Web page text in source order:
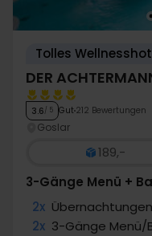
Tolles
DER
3.6/ 5 Gut 212 Bewertungen
Goslar
189,-
3-Gänge Menü +
2x
2x 3-Gänge Menü/